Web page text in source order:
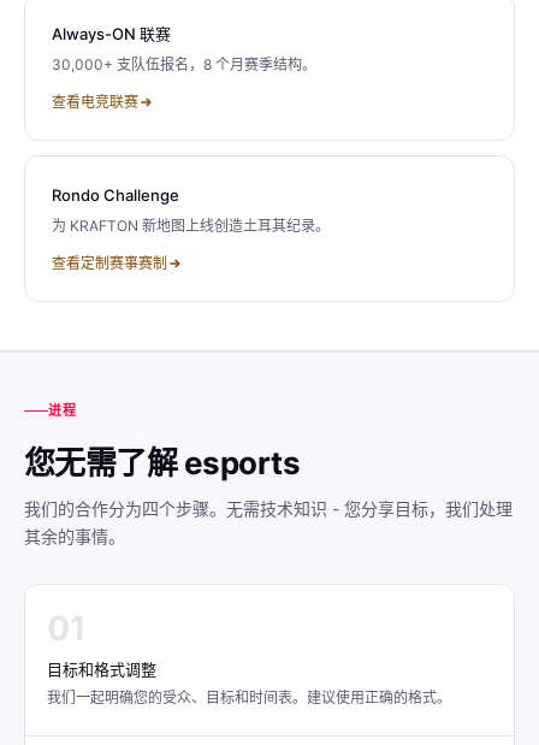
Always-ON 联赛
30,000+ 支队伍报名，8 个月赛季结构。
查看电竞联赛
Rondo Challenge
为 KRAFTON 新地图上线创造土耳其纪录。
查看定制赛事赛制
进程
您无需了解 esports
我们的合作分为四个步骤。无需技术知识 - 您分享目标，我们处理
其余的事情。
01
目标和格式调整
我们一起明确您的受众、目标和时间表。建议使用正确的格式。